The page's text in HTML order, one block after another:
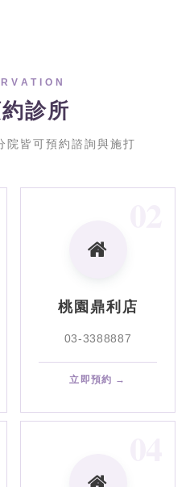
診所
院皆可預約諮詢與施打
桃園鼎利店
03-3388887
立即預約 →